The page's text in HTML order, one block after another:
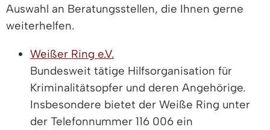
Auswahl an Beratungsstellen, die Ihnen gerne
weiterhelfen.
Weißer Ring e.V.
Bundesweit tätige Hilfsorganisation für
Kriminalitätsopfer und deren Angehörige.
Insbesondere bietet der Weiße Ring unter
der Telefonnummer 116 006 ein